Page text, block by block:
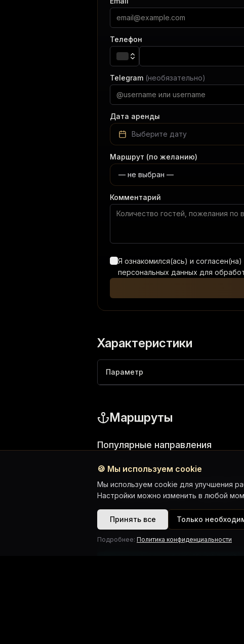
Телефон
Telegram (необязательно)
Дата аренды
Выберите дату
Маршрут (по желанию)
Комментарий
Я ознакомился(ась) и согласен(на)
персональных данных для
Характеристики
Параметр
Маршруты
Популярные направления
Залив Пханг Нга
Золотой треугольник (Ко Кай,
Острова Краби (Хонг, Лаем Хад,
Галерея
🍪 Мы используем cookie
Мы используем cookie для улучшения
Настройки можно изменить в любой
Принять все Только
Подробнее: Политика конфиденциальности